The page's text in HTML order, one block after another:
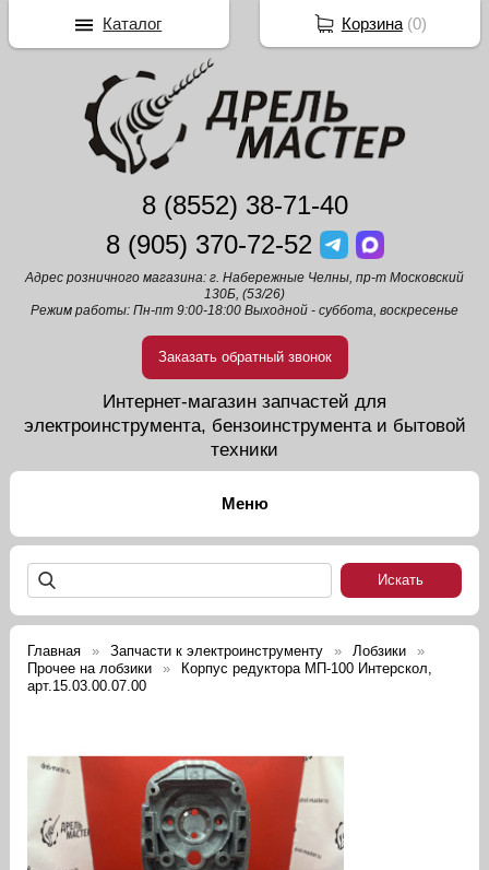
8 (8552) 38-71-40
8 (905) 370-72-52
Адрес розничного магазина: г. Набережные Челны, пр-т Московский
130Б, (53/26)
Режим работы: Пн-пт 9:00-18:00 Выходной - суббота, воскресенье
Заказать обратный звонок
Интернет-магазин запчастей для
электроинструмента, бензоинструмента и бытовой
техники
Главная Запчасти к электроинструменту
Лобзики
Прочее на лобзики
Корпус редуктора МП-100 Интерскол,
арт.15.03.00.07.00
Корзина(0)
Каталог